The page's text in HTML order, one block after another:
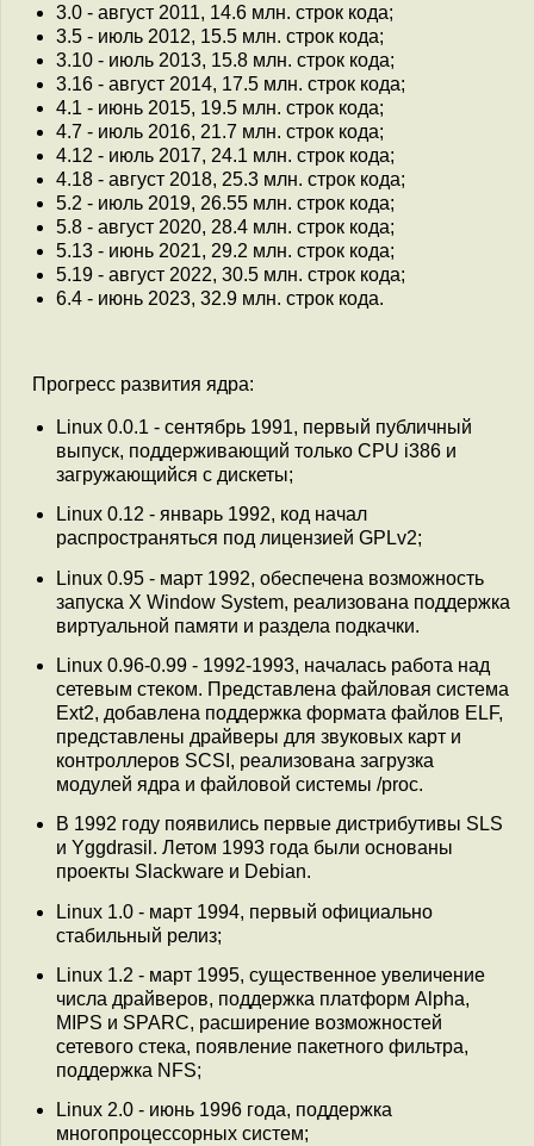
3.0 - август 2011, 14.6 млн. строк кода;
3.5 - июль 2012, 15.5 млн. строк кода;
3.10 - июль 2013, 15.8 млн. строк кода;
3.16 - август 2014, 17.5 млн. строк кода;
4.1 - июнь 2015, 19.5 млн. строк кода;
4.7 - июль 2016, 21.7 млн. строк кода;
4.12 - июль 2017, 24.1 млн. строк кода;
4.18 - август 2018, 25.3 млн. строк кода;
5.2 - июль 2019, 26.55 млн. строк кода;
5.8 - август 2020, 28.4 млн. строк кода;
5.13 - июнь 2021, 29.2 млн. строк кода;
5.19 - август 2022, 30.5 млн. строк кода;
6.4 - июнь 2023, 32.9 млн. строк кода.
Прогресс развития ядра:
Linux 0.0.1 - сентябрь 1991, первый публичный
выпуск, поддерживающий только CPU i386 и
загружающийся с дискеты;
Linux 0.12 - январь 1992, код начал
распространяться под лицензией GPLv2;
Linux 0.95 - март 1992, обеспечена возможность
запуска X Window System, реализована поддержка
виртуальной памяти и раздела подкачки.
Linux 0.96-0.99 - 1992-1993, началась работа над
сетевым стеком. Представлена файловая система
Ext2, добавлена поддержка формата файлов ELF,
представлены драйверы для звуковых карт и
контроллеров SCSI, реализована загрузка
модулей ядра и файловой системы /proc.
В 1992 году появились первые дистрибутивы SLS
и Yggdrasil. Летом 1993 года были основаны
проекты Slackware и Debian.
Linux 1.0 - март 1994, первый официально
стабильный релиз;
Linux 1.2 - март 1995, существенное увеличение
числа драйверов, поддержка платформ Alpha,
MIPS и SPARC, расширение возможностей
сетевого стека, появление пакетного фильтра,
поддержка NFS;
Linux 2.0 - июнь 1996 года, поддержка
многопроцессорных систем;